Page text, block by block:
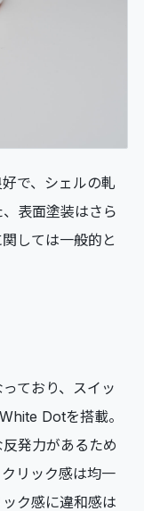
で、シェルの軋
表面塗装はさら
しては一般的と
ており、スイッ
Dotを搭載。
発力があるため
リック感は均一
ク感に違和感は